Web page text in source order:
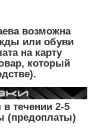
возможна
или обуви
на карту
который
в течении 2-5
(предоплаты)